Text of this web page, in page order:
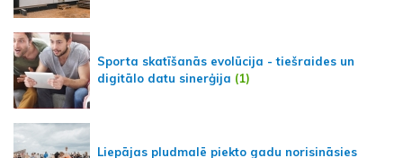
Sporta skatīšanās evolūcija - tiešraides un
digitālo datu sinerģija (1)
Liepājas pludmalē piekto gadu norisināsies